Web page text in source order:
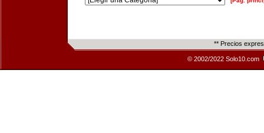
** Precios
© 2002/2022 Solo10.com